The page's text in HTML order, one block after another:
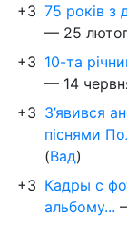
+3 75 років з
— 25
+3 10-та
— 14
+3 З’явився
піснями
(Вад)
+3 Кадры с
альбому...